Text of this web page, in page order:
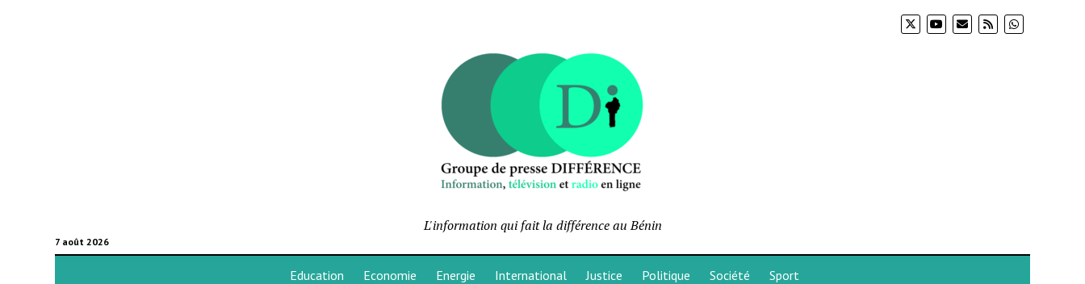
7 août 2026
L'information qui fait la différence au Bénin
Education Economie Energie International Justice Politique Société Sport